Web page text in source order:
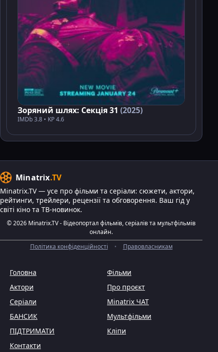
Зоряний шлях: Секція 31 (2025)
IMDb 3.8 • KP 4.6
Minatrix.TV
Minatrix.TV — усе про фільми та серіали: сюжети, актори,
рейтинги, трейлери, рецензії та обговорення. Ваш гід у
світі кіно та ТВ-новинок.
© 2026 Minatrix.TV - Відеопортал фільмів, серіалів та мультфільмів
онлайн.
Політика конфіденційності
• Правовласникам
Головна
Фільми
Актори
Про проєкт
Серіали
Minatrix ЧАТ
БАНСИК
Мультфільми
ПІДТРИМАТИ
Кліпи
Контакти